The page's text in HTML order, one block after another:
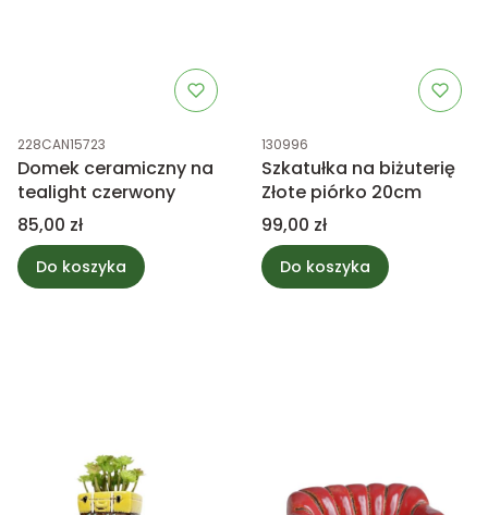
Kod produktu
228CAN15723
Domek ceramiczny na
tealight czerwony
Cena
85,00 zł
Do koszyka
Kod produktu
130996
Szkatułka na biżuterię
Złote piórko 20cm
Cena
99,00 zł
Do koszyka